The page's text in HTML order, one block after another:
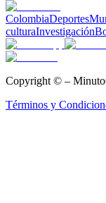
ColombiaDeportes
culturaInvestigación
Copyright © –
Términos y